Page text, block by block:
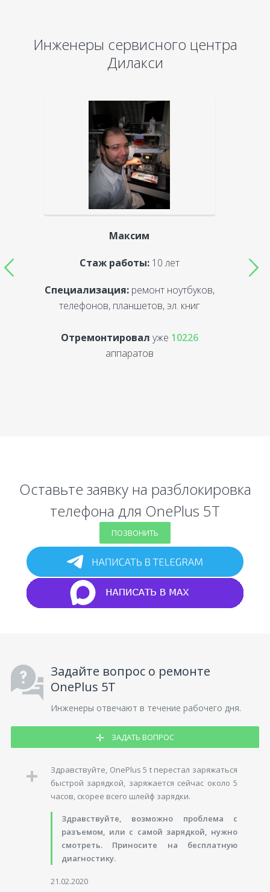
Инженеры сервисного центра
Дилакси
Максим
Стаж работы:10 лет
Специализация:ремонт ноутбуков,
телефонов, планшетов, эл. книг
Отремонтировал уже 10226
аппаратов
Оставьте заявку на разблокировка
телефона для OnePlus 5T
ПОЗВОНИТЬ
Задайте вопрос о ремонте
OnePlus 5T
Инженеры отвечают в течение рабочего дня.
ЗАДАТЬ ВОПРОС
Здравствуйте, OnePlus 5 t перестал заряжаться
быстрой зарядкой, заряжается сейчас около 5
часов, скорее всего шлейф зарядки.
Здравствуйте, возможно проблема с
разъемом, или с самой зарядкой, нужно
смотреть. Приносите на бесплатную
диагностику.
21.02.2020